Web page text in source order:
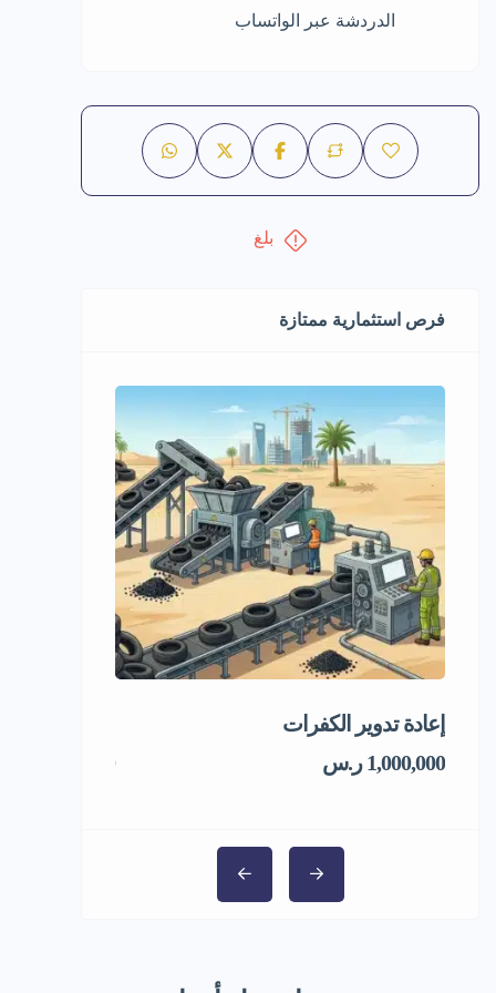
الدردشة عبر الواتساب
بلغ
فرص استثمارية ممتازة
إعادة تدوير الكفرات
1,000,000 ر.س